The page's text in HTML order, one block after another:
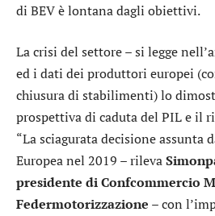
di BEV è lontana dagli obiettivi.
La crisi del settore – si legge
ed i dati dei produttori europei
chiusura di stabilimenti) lo
prospettiva di caduta del PIL e il
“La sciagurata decisione assunta
Europea nel 2019 – rileva
presidente di Confcommercio
Federmotorizzazione – con